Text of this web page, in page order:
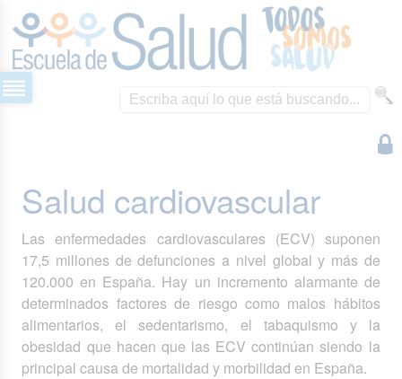
Salud cardiovascular
Las enfermedades cardiovasculares (ECV) suponen
17,5 millones de defunciones a nivel global y más de
120.000 en España. Hay un incremento alarmante de
determinados factores de riesgo como malos hábitos
alimentarios, el sedentarismo, el tabaquismo y la
obesidad que hacen que las ECV continúan siendo la
principal causa de mortalidad y morbilidad en España.